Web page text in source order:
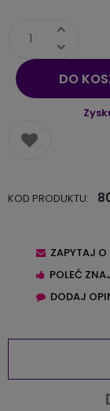
DO
KOD PRODUKTU:
ZAPYTAJ O
POLEĆ
DODAJ